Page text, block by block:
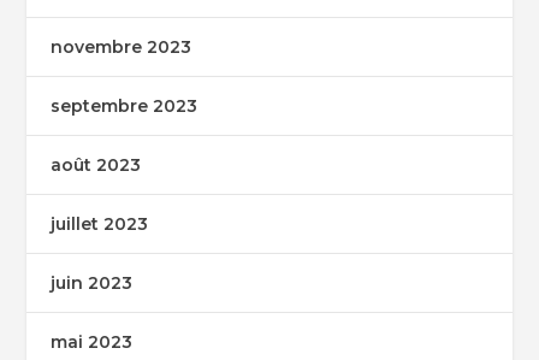
novembre 2023
septembre 2023
août 2023
juillet 2023
juin 2023
mai 2023